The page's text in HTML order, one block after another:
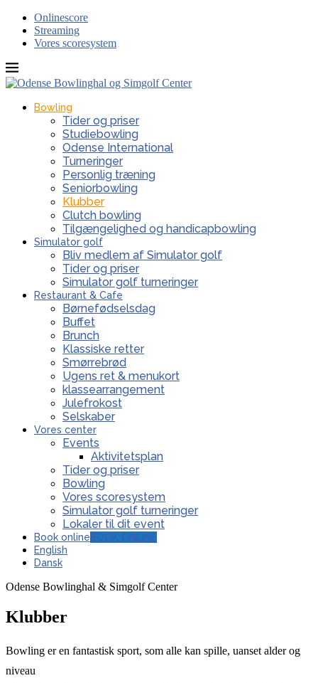
Onlinescore
Streaming
Vores scoresystem
Bowling
Tider og priser
Studiebowling
Odense International
Turneringer
Personlig træning
Seniorbowling
Klubber
Clutch bowling
Tilgængelighed og handicapbowling
Simulator golf
Bliv medlem af Simulator golf
Tider og priser
Simulator golf turneringer
Restaurant & Cafe
Børnefødselsdag
Buffet
Brunch
Klassiske retter
Smørrebrød
Ugens ret & menukort
klassearrangement
Julefrokost
Selskaber
Vores center
Events
Aktivitetsplan
Tider og priser
Bowling
Vores scoresystem
Simulator golf turneringer
Lokaler til dit event
Book onlineBOOK ONLINE
English
Dansk
Odense Bowlinghal & Simgolf Center
Klubber
Bowling er en fantastisk sport, som alle kan spille, uanset alder og
niveau